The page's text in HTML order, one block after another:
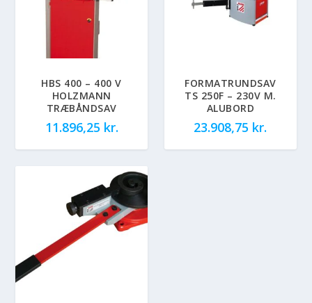
HBS 400 – 400 V
HOLZMANN
TRÆBÅNDSAV
11.896,25 kr.
FORMATRUNDSAV
TS 250F – 230V M.
ALUBORD
23.908,75 kr.